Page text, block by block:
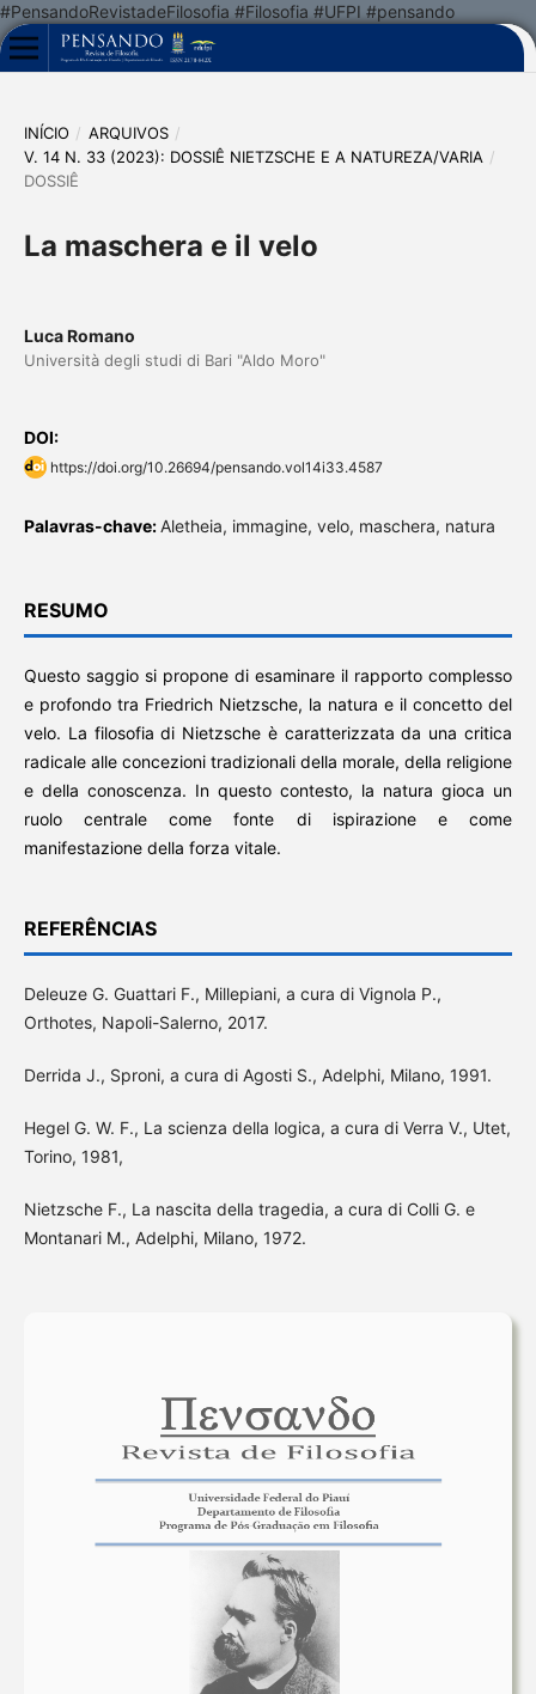
#PensandoRevistadeFilosofia #Filosofia #UFPI #pensando
INÍCIO / ARQUIVOS /
V. 14 N. 33 (2023): DOSSIÊ NIETZSCHE E A NATUREZA/VARIA /
DOSSIÊ
La maschera e il velo
Luca Romano
Università degli studi di Bari "Aldo Moro"
DOI:
https://doi.org/10.26694/pensando.vol14i33.4587
Palavras-chave:Aletheia, immagine, velo, maschera, natura
RESUMO
Questo saggio si propone di esaminare il rapporto complesso
e profondo tra Friedrich Nietzsche, la natura e il concetto del
velo. La filosofia di Nietzsche è caratterizzata da una critica
radicale alle concezioni tradizionali della morale, della religione
e della conoscenza. In questo contesto, la natura gioca un
ruolo centrale come fonte di ispirazione e come
manifestazione della forza vitale.
REFERÊNCIAS
Deleuze G. Guattari F., Millepiani, a cura di Vignola P.,
Orthotes, Napoli-Salerno, 2017.
Derrida J., Sproni, a cura di Agosti S., Adelphi, Milano, 1991.
Hegel G. W. F., La scienza della logica, a cura di Verra V., Utet,
Torino, 1981,
Nietzsche F., La nascita della tragedia, a cura di Colli G. e
Montanari M., Adelphi, Milano, 1972.